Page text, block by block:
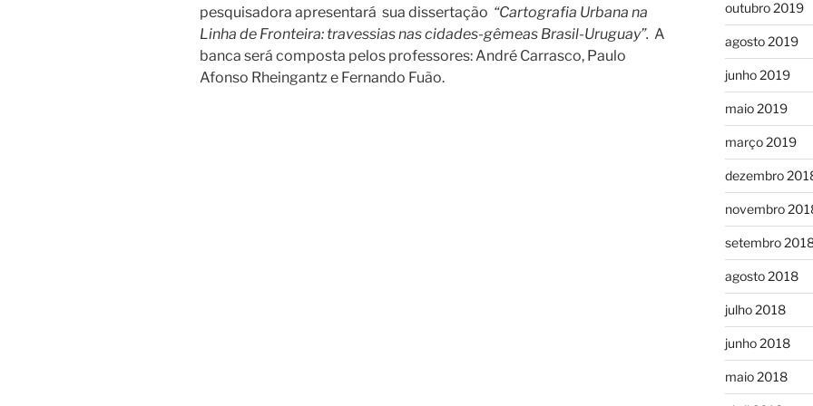
pesquisadora apresentará sua dissertação “Cartografia Urbana na
Linha de Fronteira: travessias nas cidades-gêmeas Brasil-Uruguay”. A
banca será composta pelos professores: André Carrasco, Paulo
Afonso Rheingantz e Fernando Fuão.
outubro 2019
agosto 2019
junho 2019
maio 2019
março 2019
dezembro
novembro
setembro
agosto 2018
julho 2018
junho 2018
maio 2018